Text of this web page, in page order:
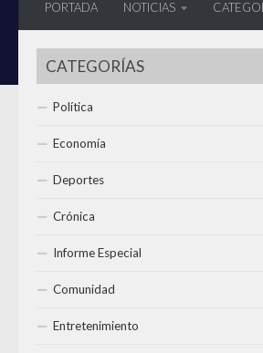
PORTADA NOTICIAS
CATEGORÍAS
Política
Economía
Deportes
Crónica
Informe Especial
Comunidad
Entretenimiento